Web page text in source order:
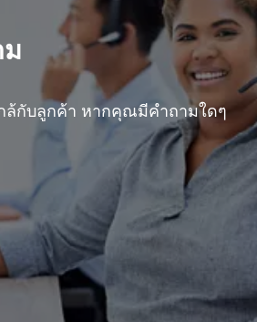
ล้กับลูกค้า หากคุณมีคําถามใดๆ